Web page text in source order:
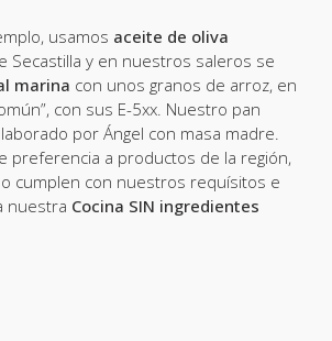
usamos aceite de oliva
Secastilla y en nuestros saleros se
marina con unos granos de arroz, en
con sus E-5xx. Nuestro pan
por Ángel con masa madre.
preferencia a productos de la región,
cumplen con nuestros requísitos e
nuestra Cocina SIN ingredientes